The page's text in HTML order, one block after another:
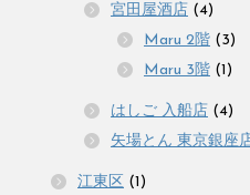
宮田屋酒店 (4)
Maru 2階 (3)
Maru 3階 (1)
はしご 入船店 (4)
矢場とん 東京銀座
江東区 (1)